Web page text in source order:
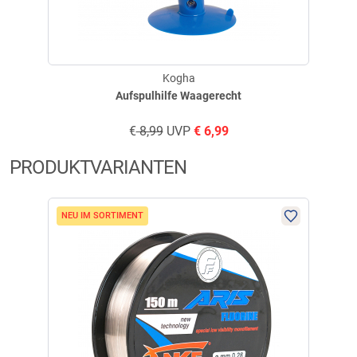
Fishing Ferrari Take® Aris (150 m)
kontrollierte Würfe und sicheren Drill
Die Take® Aris bietet verlässliche Kontrolle beim Drill durch hohe
zum Fisch auch unter Belastung sicher bleibt und sich der Angler auf das
weite, verwicklungsfreie Würfe und eine geschmeidige, natürliche
Präsentation des Köders, da die Schnur gleichmäßig auf der Spule liegt
Die transparente, neutrale Farbgebung sorgt für niedrige Sichtbarkeit
unter Wasser und unterstützt die gezielte Präsentation in klaren
Gewässern, während die hohe Abriebfestigkeit das Risiko von
Schnurbrüchen an rauen Unterwasseroberflächen reduziert.
Fishing Ferrari Take® Aris (150 m)
Aufspulhilfe Waagerecht
Kogha
€8,99UVP €6,99
PRODUKTVARIANTEN
NEU IM SORTIMENT